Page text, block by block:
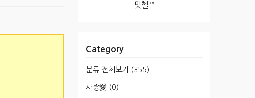
밋첼™
Category
분류 전체보기 (355)
사랑愛 (0)